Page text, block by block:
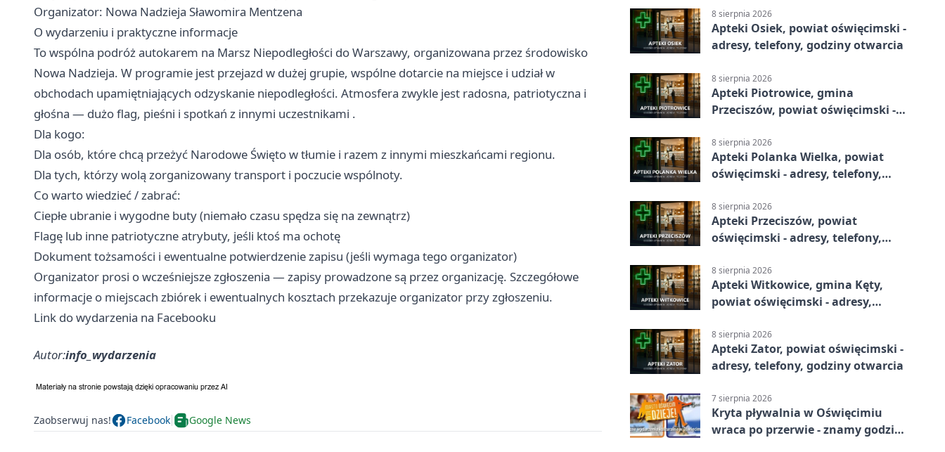
Organizator: Nowa Nadzieja Sławomira Mentzena
O wydarzeniu i praktyczne informacje
To wspólna podróż autokarem na Marsz Niepodległości do Warszawy, organizowana przez środowisko
Nowa Nadzieja. W programie jest przejazd w dużej grupie, wspólne dotarcie na miejsce i udział w
obchodach upamiętniających odzyskanie niepodległości. Atmosfera zwykle jest radosna, patriotyczna i
głośna — dużo flag, pieśni i spotkań z innymi uczestnikami .
Dla kogo:
Dla osób, które chcą przeżyć Narodowe Święto w tłumie i razem z innymi mieszkańcami regionu.
Dla tych, którzy wolą zorganizowany transport i poczucie wspólnoty.
Co warto wiedzieć / zabrać:
Ciepłe ubranie i wygodne buty (niemało czasu spędza się na zewnątrz)
Flagę lub inne patriotyczne atrybuty, jeśli ktoś ma ochotę
Dokument tożsamości i ewentualne potwierdzenie zapisu (jeśli wymaga tego organizator)
Organizator prosi o wcześniejsze zgłoszenia — zapisy prowadzone są przez organizację. Szczegółowe
informacje o miejscach zbiórek i ewentualnych kosztach przekazuje organizator przy zgłoszeniu.
Link do wydarzenia na Facebooku
Autor:info_wydarzenia
Zaobserwuj nas! Facebook Google News
8 sierpnia 2026
Apteki Osiek, powiat oświęcimski -
adresy, telefony, godziny otwarcia
8 sierpnia 2026
Apteki Piotrowice, gmina
Przeciszów, powiat oświęcimski -
8 sierpnia 2026
Apteki Polanka Wielka, powiat
oświęcimski - adresy, telefony,
8 sierpnia 2026
Apteki Przeciszów, powiat
oświęcimski - adresy, telefony,
8 sierpnia 2026
Apteki Witkowice, gmina Kęty,
powiat oświęcimski - adresy,
8 sierpnia 2026
Apteki Zator, powiat oświęcimski -
adresy, telefony, godziny otwarcia
7 sierpnia 2026
Kryta pływalnia w Oświęcimiu
wraca po przerwie - znamy godziny